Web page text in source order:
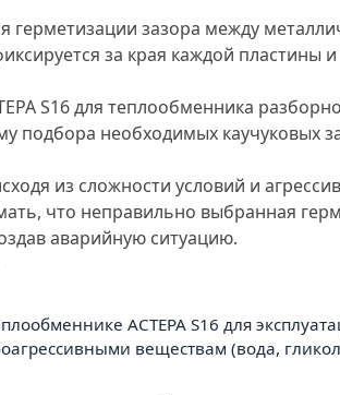
герметизации зазора между
за края каждой пластины
S16 для теплообменника
подбора необходимых каучуковых
из сложности условий и
что неправильно выбранная
аварийную ситуацию.
АСТЕРА S16 для
веществам (вода,